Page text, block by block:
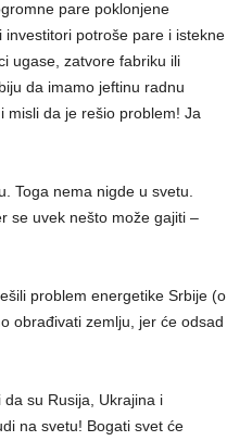
pare poklonjene
potroše pare i istekne
ugase, zatvore fabriku ili
da imamo jeftinu radnu
misli da je rešio problem! Ja
Toga nema nigde u svetu.
se uvek nešto može gajiti –
problem energetike Srbije (o
obrađivati zemlju, jer će odsad
su Rusija, Ukrajina i
na svetu! Bogati svet će